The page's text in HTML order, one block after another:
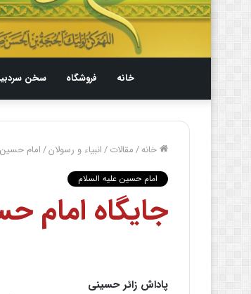
خانه فروشگاه سخن
خانه/مقالات/انبیاء و رسولان/امام حسین
امام حسین علیه السلام
جایگاه امام
پاداش زائر حسینی